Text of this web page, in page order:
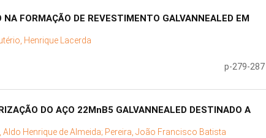
FORMAÇÃO DE REVESTIMENTO GALVANNEALED EM
Henrique Lacerda
p-279-287
DO AÇO 22MnB5 GALVANNEALED DESTINADO A
Aldo Henrique de Almeida; Pereira, João Francisco Batista